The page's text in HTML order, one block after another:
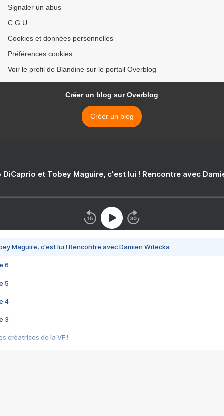
Signaler un abus
C.G.U.
Cookies et données personnelles
Préférences cookies
Voir le profil de Blandine sur le portail Overblog
Créer un blog sur Overblog
Créer un blog
DiCaprio et Tobey Maguire, c'est lui ! Rencontre avec
Maguire, c'est lui ! Rencontre avec Damien Witecka
6
5
4
3
créatrices de la VF !